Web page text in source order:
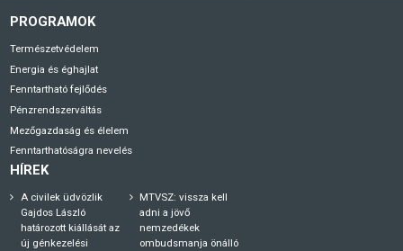
PROGRAMOK
Természetvédelem
Energia és éghajlat
Fenntartható fejlődés
Pénzrendszerváltás
Mezőgazdaság és élelem
Fenntarthatóságra nevelés
HÍREK
A civilek üdvözlik
Gajdos László
határozott kiállását az
új génkezelési
MTVSZ: vissza kell
adni a jövő
nemzedékek
ombudsmanja önálló